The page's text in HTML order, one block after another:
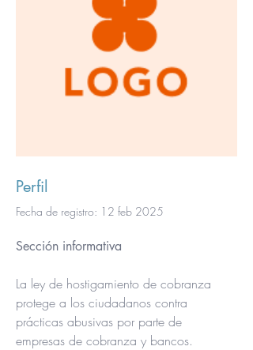
Perfil
Fecha de registro: 12 feb 2025
Sección informativa
La ley de hostigamiento de cobranza
protege a los ciudadanos contra
prácticas abusivas por parte de
empresas de cobranza y bancos.